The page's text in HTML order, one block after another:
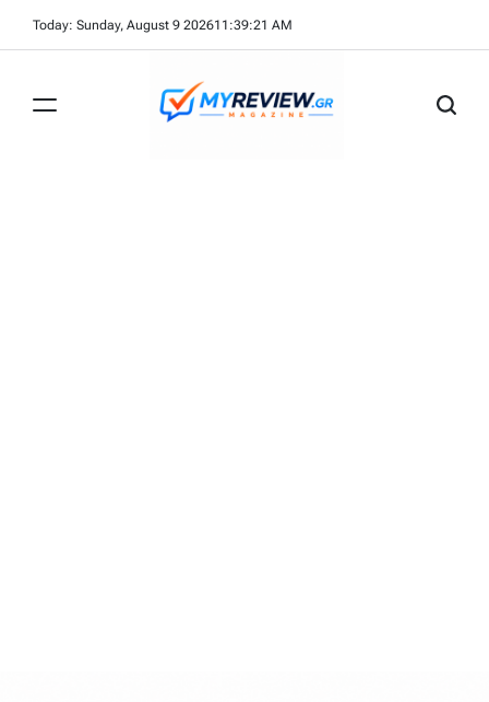
Today: Sunday, August 9 202611 :39:22 AM